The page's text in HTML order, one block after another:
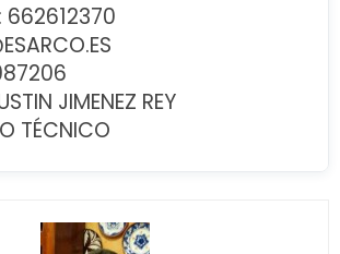
JIMENEZ REY
TÉCNICO